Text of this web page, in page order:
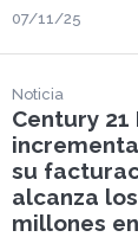
07/11/25
Noticia
Century 21
incrementa
su
alcanza
millones